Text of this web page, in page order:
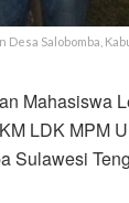
Salobomba,
Mahasiswa
LDK MPM
Sulawesi